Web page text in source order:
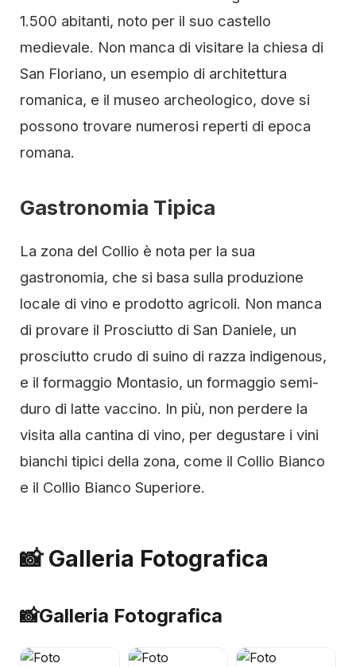
1.500 abitanti, noto per il suo castello
medievale. Non manca di visitare la chiesa di
San Floriano, un esempio di architettura
romanica, e il museo archeologico, dove si
possono trovare numerosi reperti di epoca
romana.
Gastronomia Tipica
La zona del Collio è nota per la sua
gastronomia, che si basa sulla produzione
locale di vino e prodotto agricoli. Non manca
di provare il Prosciutto di San Daniele, un
prosciutto crudo di suino di razza indigenous,
e il formaggio Montasio, un formaggio semi-
duro di latte vaccino. In più, non perdere la
visita alla cantina di vino, per degustare i vini
bianchi tipici della zona, come il Collio Bianco
e il Collio Bianco Superiore.
📸 Galleria Fotografica
📸Galleria Fotografica